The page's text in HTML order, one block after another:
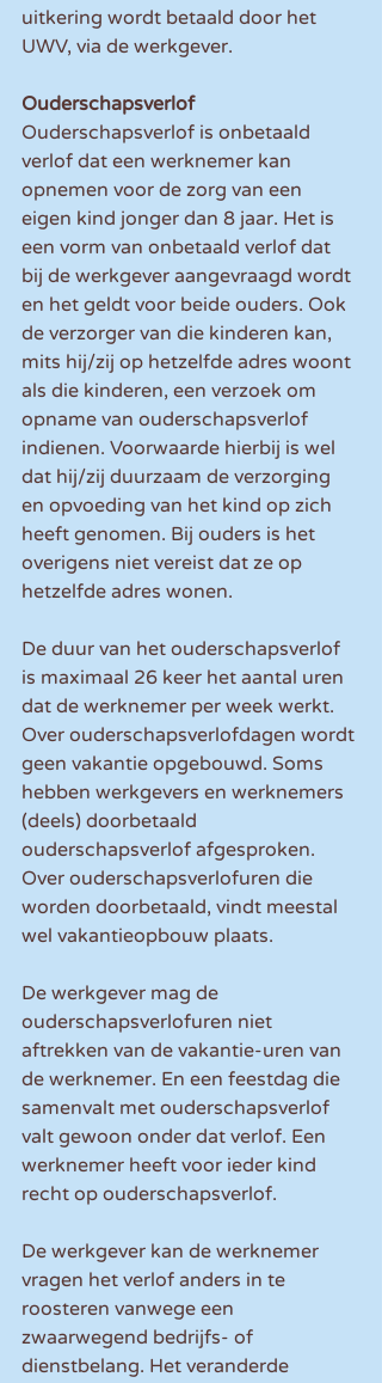
uitkering wordt betaald door het
UWV, via de werkgever.
Ouderschapsverlof
Ouderschapsverlof is onbetaald
verlof dat een werknemer kan
opnemen voor de zorg van een
eigen kind jonger dan 8 jaar. Het is
een vorm van onbetaald verlof dat
bij de werkgever aangevraagd wordt
en het geldt voor beide ouders. Ook
de verzorger van die kinderen kan,
mits hij/zij op hetzelfde adres woont
als die kinderen, een verzoek om
opname van ouderschapsverlof
indienen. Voorwaarde hierbij is wel
dat hij/zij duurzaam de verzorging
en opvoeding van het kind op zich
heeft genomen. Bij ouders is het
overigens niet vereist dat ze op
hetzelfde adres wonen.
De duur van het ouderschapsverlof
is maximaal 26 keer het aantal uren
dat de werknemer per week werkt.
Over ouderschapsverlofdagen wordt
geen vakantie opgebouwd. Soms
hebben werkgevers en werknemers
(deels) doorbetaald
ouderschapsverlof afgesproken.
Over ouderschapsverlofuren die
worden doorbetaald, vindt meestal
wel vakantieopbouw plaats.
De werkgever mag de
ouderschapsverlofuren niet
aftrekken van de vakantie-uren van
de werknemer. En een feestdag die
samenvalt met ouderschapsverlof
valt gewoon onder dat verlof. Een
werknemer heeft voor ieder kind
recht op ouderschapsverlof.
De werkgever kan de werknemer
vragen het verlof anders in te
roosteren vanwege een
zwaarwegend bedrijfs- of
dienstbelang. Het veranderde